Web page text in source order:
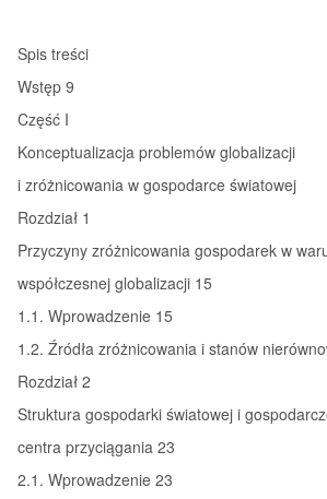
Spis treści
Wstęp 9
Część I
Konceptualizacja problemów globalizacji
i zróżnicowania w gospodarce światowej
Rozdział 1
Przyczyny zróżnicowania gospodarek w
współczesnej globalizacji 15
1.1. Wprowadzenie 15
1.2. Źródła zróżnicowania i stanów
Rozdział 2
Struktura gospodarki światowej i
centra przyciągania 23
2.1. Wprowadzenie 23